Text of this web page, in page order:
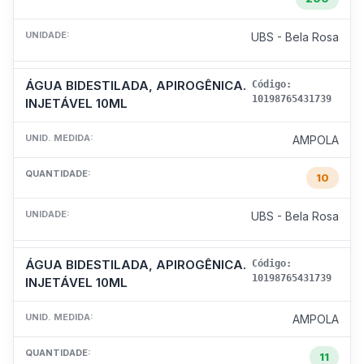
UNIDADE: UBS - Bela Rosa
ÁGUA BIDESTILADA, APIROGÊNICA.
INJETÁVEL 10ML
Código:
10198765431739
UNID. MEDIDA: AMPOLA
QUANTIDADE: 10
UNIDADE: UBS - Bela Rosa
ÁGUA BIDESTILADA, APIROGÊNICA.
INJETÁVEL 10ML
Código:
10198765431739
UNID. MEDIDA: AMPOLA
QUANTIDADE: 11